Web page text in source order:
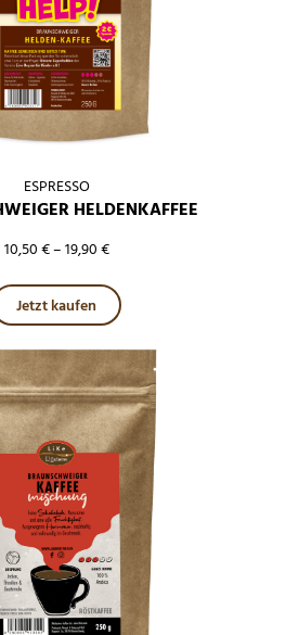
ESPRESSO
HELDENKAFFEE
10,50€–19,90€
Jetzt kaufen Dieses Produkt weist